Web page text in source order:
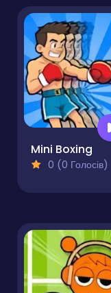
Mini Boxing
0 (0 Голосів)